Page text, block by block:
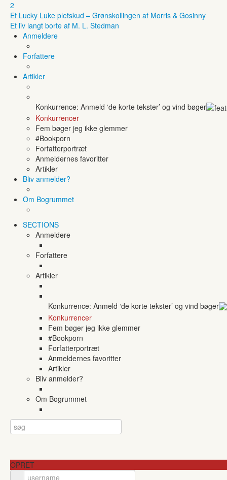
2
Et Lucky Luke pletskud – Grønskollingen af Morris & Gosinny
Et liv langt borte af M. L. Stedman
Anmeldere
Forfattere
Artikler
Konkurrence: Anmeld ‘de korte tekster’ og vind bøger
Konkurrencer
Fem bøger jeg ikke glemmer
#Bookporn
Forfatterportræt
Anmeldernes favoritter
Artikler
Bliv anmelder?
Om Bogrummet
SECTIONS
Anmeldere
Forfattere
Artikler
Konkurrence: Anmeld ‘de korte tekster’ og vind bøger
Konkurrencer
Fem bøger jeg ikke glemmer
#Bookporn
Forfatterportræt
Anmeldernes favoritter
Artikler
Bliv anmelder?
Om Bogrummet
OPRET